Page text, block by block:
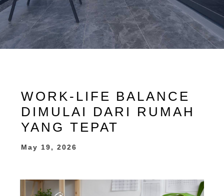
WORK-LIFE BALANCE
DIMULAI DARI RUMAH
YANG TEPAT
May 19, 2026